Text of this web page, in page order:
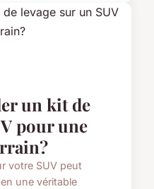
un kit de
pour une
votre SUV peut
une véritable